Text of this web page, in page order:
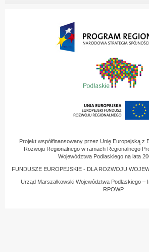
Projekt współfinansowany przez Unię Europejską z
Rozwoju Regionalnego w ramach Regionalnego
Województwa Podlaskiego na lata
FUNDUSZE EUROPEJSKIE - DLA ROZWOJU
Urząd Marszałkowski Województwa Podlaskiego –
RPOWP